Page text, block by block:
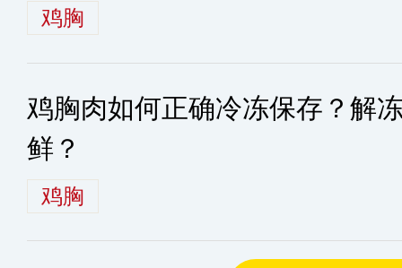
鸡胸
鸡胸肉如何正确冷冻保存？解
鲜？
鸡胸